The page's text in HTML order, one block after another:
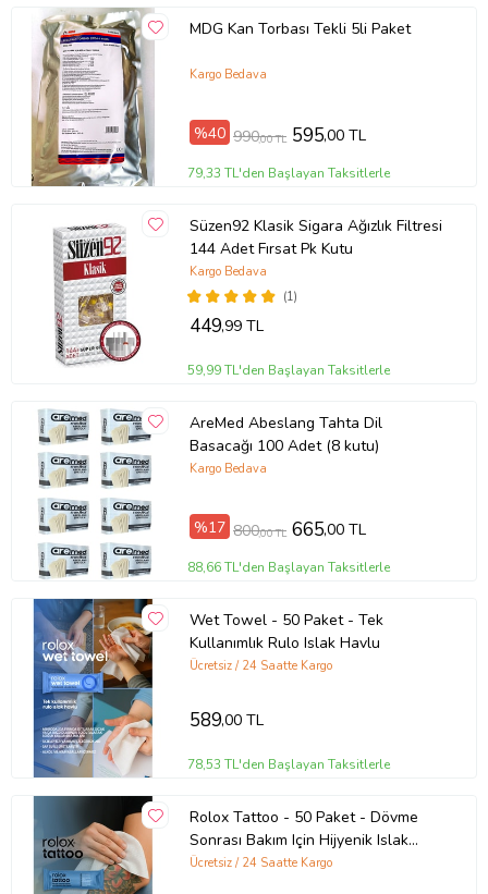
MDG Kan Torbası Tekli 5li Paket
Kargo Bedava
%40 990,00 TL 595,00 TL
79,33 TL'den Başlayan Taksitlerle
Süzen92 Klasik Sigara Ağızlık Filtresi
144 Adet Fırsat Pk Kutu
(1)
Kargo Bedava
449,99 TL
59,99 TL'den Başlayan Taksitlerle
AreMed Abeslang Tahta Dil
Basacağı 100 Adet (8 kutu)
Kargo Bedava
%17 800,00 TL 665,00 TL
88,66 TL'den Başlayan Taksitlerle
Wet Towel - 50 Paket - Tek
Kullanımlık Rulo Islak Havlu
Ücretsiz / 24 Saatte Kargo
589,00 TL
78,53 TL'den Başlayan Taksitlerle
Rolox Tattoo - 50 Paket - Dövme
Sonrası Bakım Için Hijyenik Islak
Havlu
Ücretsiz / 24 Saatte Kargo